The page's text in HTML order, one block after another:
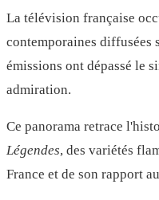
La télévision française
contemporaines diffusées
émissions ont dépassé le
admiration.
Ce panorama retrace
Légendes, des variétés
France et de son rapport